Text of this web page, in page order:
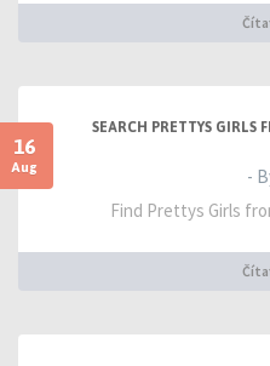
16
Aug
SEARCH PRETTYS GIRLS
-
Find Prettys Girls